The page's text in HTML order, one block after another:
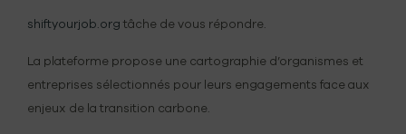
shiftyourjob.org tâche de vous répondre.
La plateforme propose une cartographie d’organismes et
entreprises sélectionnés pour leurs engagements face aux
enjeux de la transition carbone.